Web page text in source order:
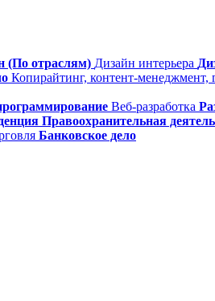
(По отраслям) Дизайн интерьера
Копирайтинг, контент-менеджмент,
Веб-разработка
Правоохранительная
Банковское дело